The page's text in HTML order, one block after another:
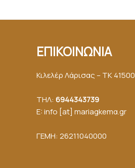
ΕΠΙΚΟΙΝΩΝΙΑ
Κιλελέρ Λάρισας – ΤΚ 41500
ΤΗΛ: 6944343739
E: info [at] mariagkemα.gr
ΓΕΜΗ: 26211040000